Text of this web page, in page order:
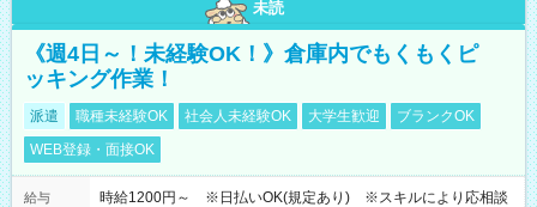
未読
《週4日～！未経験OK！》倉庫内でもくもくピ
ッキング作業！
派遣 職種未経験OK 社会人未経験OK 大学生歓迎
ブランクOK
WEB登録・面接OK
給与
時給1200円～ ※日払いOK(規定あり) ※スキルにより応相談